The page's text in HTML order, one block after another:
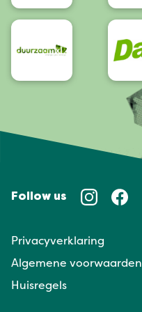
Follow us
Privacyverklaring
Algemene voorwaarden
Huisregels